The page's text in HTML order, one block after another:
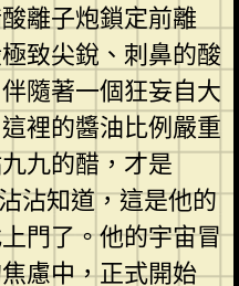
離子炮鎖定前離
致尖銳、刺鼻的酸
隨著一個狂妄自大
裡的醬油比例嚴重
九的醋，才是
沾知道，這是他的
門了。他的宇宙冒
慮中，正式開始